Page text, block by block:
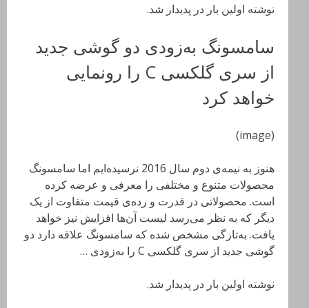
نوشته اولین بار در پدیدار شد.
سامسونگ به‌زودی دو گوشی جدید
از سری گلکسی C را رونمایی
خواهد کرد
(image)
هنوز به نیمه‌ی دوم سال 2016 نرسیده‌ایم اما سامسونگ
محصولات متنوع و مختلفی را معرفی و عرضه کرده
است. محصولاتی در قدرت و رده‌ی قیمت متفاوت از یک
دیگر که به نظر می‌رسد لیست آن‌ها افزایش نیز خواهد
یافت. به‌تازگی مشخص شده که سامسونگ علاقه دارد دو
گوشی جدید از سری گلکسی C را به‌زودی …
نوشته اولین بار در پدیدار شد.